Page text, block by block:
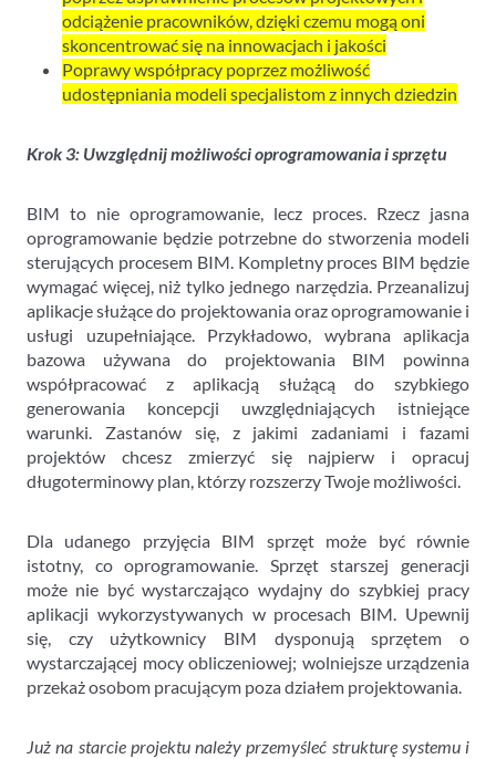
odciążenie pracowników, dzięki czemu mogą oni
skoncentrować się na innowacjach i jakości
Poprawy współpracy poprzez możliwość
udostępniania modeli specjalistom z innych dziedzin
Krok 3: Uwzględnij możliwości oprogramowania i sprzętu
BIM to nie oprogramowanie, lecz proces. Rzecz jasna
oprogramowanie będzie potrzebne do stworzenia modeli
sterujących procesem BIM. Kompletny proces BIM będzie
wymagać więcej, niż tylko jednego narzędzia. Przeanalizuj
aplikacje służące do projektowania oraz oprogramowanie i
usługi uzupełniające. Przykładowo, wybrana aplikacja
bazowa używana do projektowania BIM powinna
współpracować z aplikacją służącą do szybkiego
generowania koncepcji uwzględniających istniejące
warunki. Zastanów się, z jakimi zadaniami i fazami
projektów chcesz zmierzyć się najpierw i opracuj
długoterminowy plan, którzy rozszerzy Twoje możliwości.
Dla udanego przyjęcia BIM sprzęt może być równie
istotny, co oprogramowanie. Sprzęt starszej generacji
może nie być wystarczająco wydajny do szybkiej pracy
aplikacji wykorzystywanych w procesach BIM. Upewnij
się, czy użytkownicy BIM dysponują sprzętem o
wystarczającej mocy obliczeniowej; wolniejsze urządzenia
przekaż osobom pracującym poza działem projektowania.
Już na starcie projektu należy przemyśleć strukturę systemu i